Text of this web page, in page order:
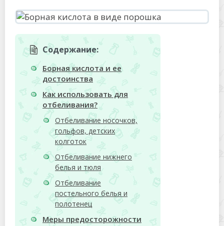
Содержание:
Борная кислота и ее
достоинства
Как использовать для
отбеливания?
Отбеливание носочков,
гольфов, детских
колготок
Отбеливание нижнего
белья и тюля
Отбеливание
постельного белья и
полотенец
Меры предосторожности